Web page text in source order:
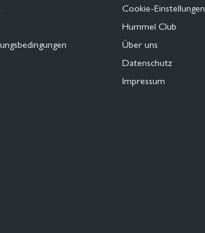
Cookie-Einstellungen
Hummel Club
Über uns
Datenschutz
Impressum